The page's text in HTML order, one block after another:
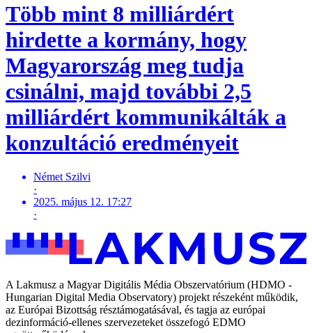
Több mint 8 milliárdért
hirdette a kormány, hogy
Magyarország meg tudja
csinálni, majd további 2,5
milliárdért kommunikálták a
konzultáció eredményeit
Német Szilvi
·
2025. május 12. 17:27
·
A Lakmusz a Magyar Digitális Média Obszervatórium (HDMO -
Hungarian Digital Media Observatory) projekt részeként működik,
az Európai Bizottság résztámogatásával, és tagja az európai
dezinformáció-ellenes szervezeteket összefogó EDMO